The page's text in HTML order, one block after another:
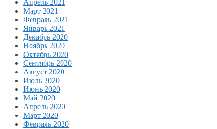
Апрель 2021
Март 2021
Февраль 2021
Январь 2021
Декабрь 2020
Ноябрь 2020
Октябрь 2020
Сентябрь 2020
Август 2020
Июль 2020
Июнь 2020
Май 2020
Апрель 2020
Март 2020
Февраль 2020